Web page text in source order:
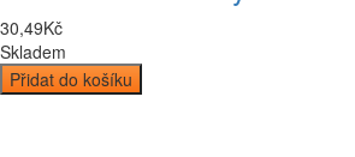
30,49Kč
Skladem
Přidat do košíku